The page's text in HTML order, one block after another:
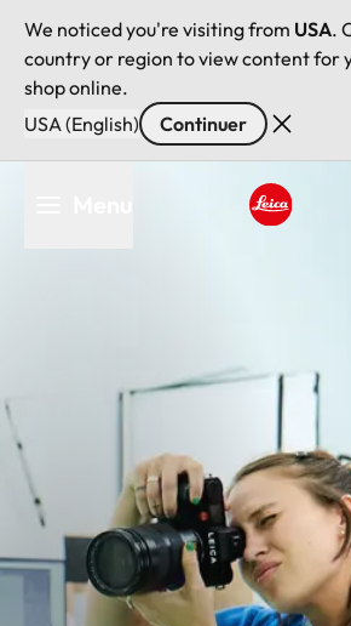
We noticed you're visiting from USA.
country or region to view content for
shop online.
USA (English)
Continuer